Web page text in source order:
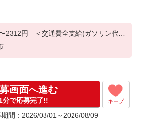
2312円 ＜交通費全支給(ガソリン代含
画面へ進む
1分で応募完了!! キープ
期間：2026/08/01～2026/08/09